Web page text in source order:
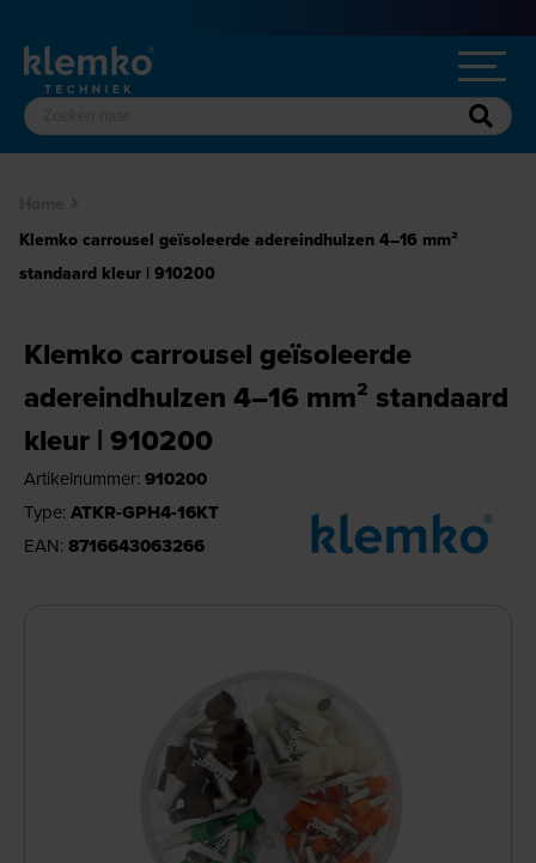
Klemko carrousel geïsoleerde adereindhulzen 4–16 mm²
standaard kleur | 910200
Klemko carrousel geïsoleerde
adereindhulzen 4–16 mm² standaard
kleur | 910200
Artikelnummer: 910200
Type: ATKR-GPH4-16KT
EAN: 8716643063266